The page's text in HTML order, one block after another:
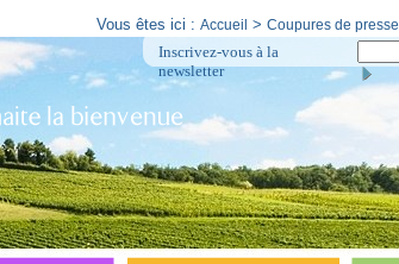
Vous êtes ici : Accueil > Coupures de presse
Inscrivez-vous à la
newsletter